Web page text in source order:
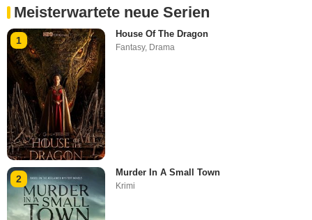
Meisterwartete neue Serien
1
House Of The Dragon
Fantasy, Drama
2
Murder In A Small Town
Krimi